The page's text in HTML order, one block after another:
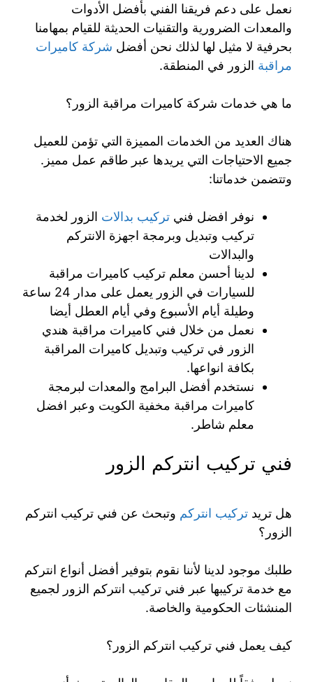
نعمل على دعم فريقنا الفني بأفضل الأدوات
والمعدات الضرورية والتقنيات الحديثة للقيام بمهامنا
بحرفية لا مثيل لها لذلك نحن أفضل شركة كاميرات
مراقبة الزور في المنطقة.
ما هي خدمات شركة كاميرات مراقبة الزور؟
هناك العديد من الخدمات المميزة التي تؤمن للعميل
جميع الاحتياجات التي يريدها عبر طاقم عمل مميز.
وتتضمن خدماتنا:
نوفر افضل فني تركيب بدالات الزور لخدمة
تركيب وتبديل وبرمجة اجهزة الانتركم
والبدالات
لدينا أحسن معلم تركيب كاميرات مراقبة
للسيارات في الزور يعمل على مدار 24 ساعة
وطيلة أيام الأسبوع وفي أيام العطل أيضا
نعمل من خلال فني كاميرات مراقبة هندي
الزور في تركيب وتبديل كاميرات المراقبة
بكافة انواعها.
نستخدم أفضل البرامج والمعدات لبرمجة
كاميرات مراقبة مخفية الكويت وعبر افضل
معلم شاطر.
فني تركيب انتركم الزور
هل تريد تركيب انتركم وتبحث عن فني تركيب انتركم
الزور؟
طلبك موجود لدينا لأننا نقوم بتوفير أفضل أنواع انتركم
مع خدمة تركيبها عبر فني تركيب انتركم الزور لجميع
المنشئات الحكومية والخاصة.
كيف يعمل فني تركيب انتركم الزور؟